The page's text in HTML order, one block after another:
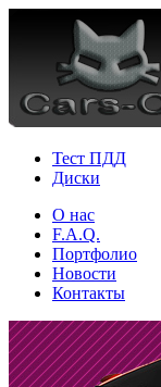
Тест ПДД
Диски
О нас
F.A.Q.
Портфолио
Новости
Контакты